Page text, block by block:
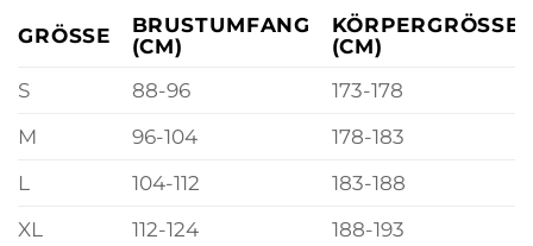
GRÖSSE
BRUSTUMFANG
(CM)
KÖRPERGRÖSSE (
CM)
S
88-96
173-178
M
96-104
178-183
L
104-112
183-188
XL
112-124
188-193